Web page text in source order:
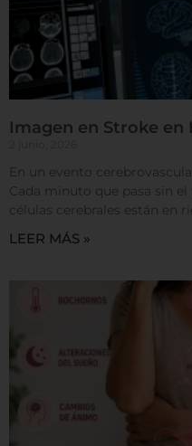
Imagen en Stroke en
En un evento
Cada minuto que pasa sin
células cerebrales están en
LEER MÁS »
clic en los encabezados
más y cambiar nuestras
predeterminadas. Sin
algunos tipos de
experiencia en el sitio
ofrecer.Más
Permitir todas
Sistema de
Cookies
Cookies de